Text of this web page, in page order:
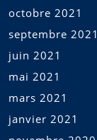
octobre 2021
septembre 2021
juin 2021
mai 2021
mars 2021
janvier 2021